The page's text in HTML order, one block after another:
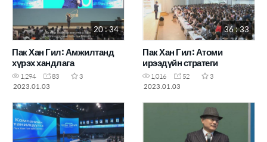
20 : 34
Пак Хан Гил: Амжилтанд
хүрэх хандлага
1,294 83
3
2023.01.03
36 : 33
Пак Хан Гил: Атоми
ирээдүйн стратеги
1,016 52
3
2023.01.03